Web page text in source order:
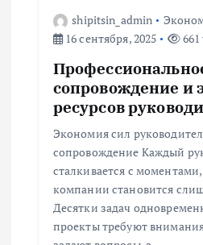
shipitsin_admin
16 сентября, 2025
661
сопровождение и
ресурсов
Экономия сил
сопровождение Каждый
сталкивается с моментами,
компании становится
Десятки задач
проекты требуют